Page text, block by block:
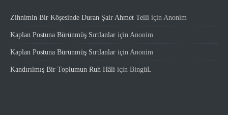
Zihnimin Bir Köşesinde Duran Şair Ahmet Telli için Anonim
Kaplan Postuna Bürünmüş Sırtlanlar için Anonim
Kaplan Postuna Bürünmüş Sırtlanlar için Anonim
Kandırılmış Bir Toplumun Ruh Hâli için BingüL